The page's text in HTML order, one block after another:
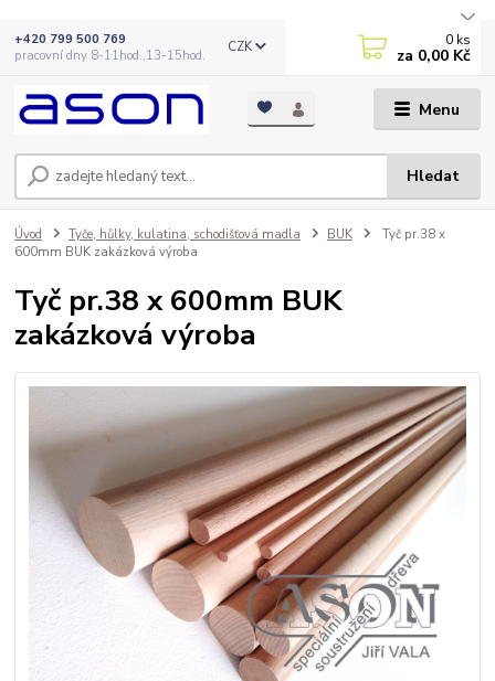
Menu
CZK
Hledat
+420 799 500 769
pracovní dny 8-11hod.,13-15hod.
0 ks
za 0,00 Kč
Úvod Tyče, hůlky, kulatina, schodišťová madla BUK
Tyč pr.38 x
600mm BUK zakázková výroba
Tyč pr.38 x 600mm BUK
zakázková výroba